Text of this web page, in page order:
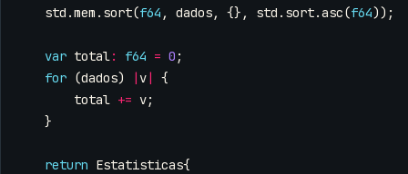
std .mem . sort(f64 , dados, {}, std . sort.asc(f64));
var total: f64 = 0 ;
for (dados) | v|
{
total += v;
}
return Estatisticas{